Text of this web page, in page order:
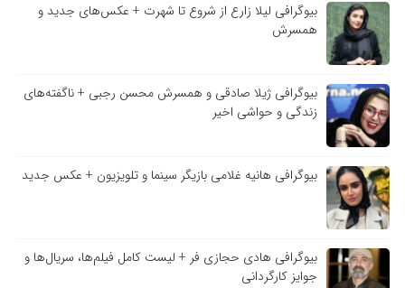
بیوگرافی لیلا زارع از شروع تا شهرت + عکس‌های جدید و
همسرش
بیوگرافی ژیلا صادقی و همسرش محسن رجبی + ناگفته‌های
زندگی و حواشی اخیر
بیوگرافی هانیه غلامی بازیگر سینما و تلویزیون + عکس جدید
بیوگرافی هادی حجازی فر + لیست کامل فیلم‌ها، سریال‌ها و
جوایز کارگردانی